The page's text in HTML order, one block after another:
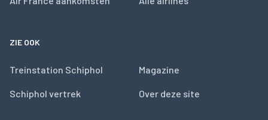
ZIE OOK
Treinstation Schiphol
Schiphol vertrek
Magazine
Over deze site